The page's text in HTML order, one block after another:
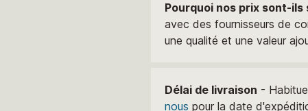
Pourquoi nos prix sont-ils
avec des fournisseurs de
une qualité et une valeur
Délai de livraison -
nous pour la date